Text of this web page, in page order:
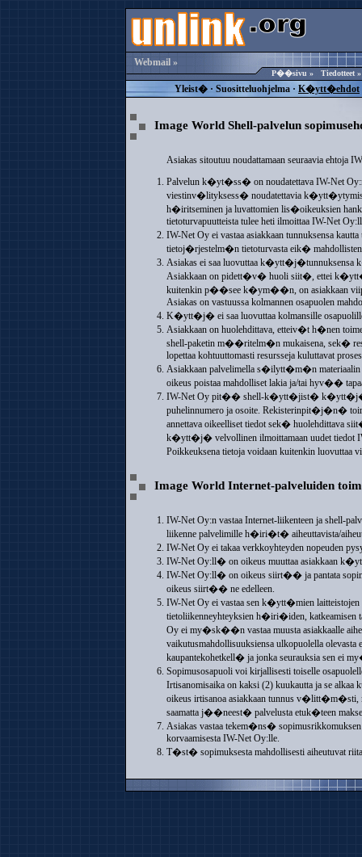
Webmail »
P��sivu » Tiedotteet
Yleist� · Suositteluohjelma · K�ytt�ehdot
Image World Shell-palvelun
Asiakas sitoutuu noudattamaan seuraavia
Palvelun k�yt�ss� on noudatettava IW-Net
viestinv�lityksess� noudatettavia
h�iritseminen ja luvattomien lis�oikeuksien
tietoturvapuutteista tulee heti ilmoittaa IW-Net
IW-Net Oy ei vastaa asiakkaan tunnuksensa
tietoj�rjestelm�n tietoturvasta eik� mahdollisten
Asiakas ei saa luovuttaa k�ytt�j�tunnuksensa
Asiakkaan on pidett�v� huoli siit�, ettei
kuitenkin p��see k�ym��n, on asiakkaan
Asiakas on vastuussa kolmannen osapuolen
K�ytt�j� ei saa luovuttaa kolmansille
Asiakkaan on huolehdittava, etteiv�t h�nen
shell-paketin m��ritelm�n mukaisena, sek�
lopettaa kohtuuttomasti resursseja kuluttavat
Asiakkaan palvelimella s�ilytt�m�n materiaalin
oikeus poistaa mahdolliset lakia ja/tai hyv��
IW-Net Oy pit�� shell-k�ytt�jist�
puhelinnumero ja osoite. Rekisterinpit�j�n�
annettava oikeelliset tiedot sek� huolehdittava
k�ytt�j� velvollinen ilmoittamaan uudet tiedot
Poikkeuksena tietoja voidaan kuitenkin
Image World Internet-palveluiden
IW-Net Oy:n vastaa Internet-liikenteen ja shell-
liikenne palvelimille h�iri�t� aiheuttavista/
IW-Net Oy ei takaa verkkoyhteyden nopeuden
IW-Net Oy:ll� on oikeus muuttaa asiakkaan
IW-Net Oy:ll� on oikeus siirt�� ja pantata
oikeus siirt�� ne edelleen.
IW-Net Oy ei vastaa sen k�ytt�mien laitteistojen
tietoliikenneyhteyksien h�iri�iden, katkeamisen
Oy ei my�sk��n vastaa muusta asiakkaalle
vaikutusmahdollisuuksiensa ulkopuolella
kaupantekohetkell� ja jonka seurauksia sen
Sopimusosapuoli voi kirjallisesti toiselle
Irtisanomisaika on kaksi (2) kuukautta ja se
oikeus irtisanoa asiakkaan tunnus v�litt�m�sti,
saamatta j��neest� palvelusta etuk�teen
Asiakas vastaa tekem�ns�
korvaamisesta IW-Net Oy:lle.
T�st� sopimuksesta mahdollisesti aiheutuvat